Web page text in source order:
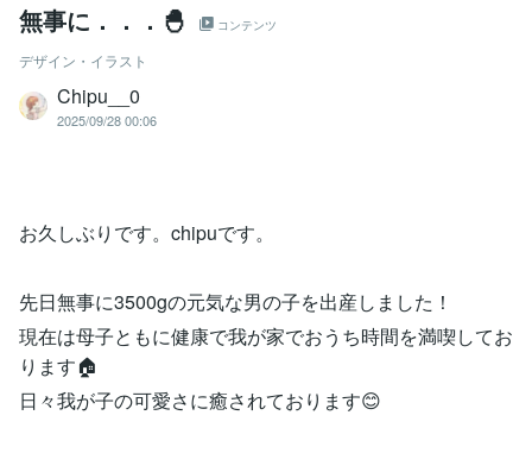
無事に．．．🐣 コンテンツ
デザイン・イラスト
Chipu__0
2025/09/28 00:06
お久しぶりです。chipuです。
先日無事に3500gの元気な男の子を出産しました！
現在は母子ともに健康で我が家でおうち時間を満喫してお
ります🏠
日々我が子の可愛さに癒されております😊